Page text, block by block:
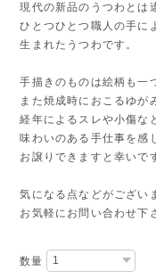
現代の新品のうつわとは
ひとつひとつ職人の手に
生まれたうつわです。
手描きのものは絵柄も一
また焼成時におこるゆが
経年によるスレや小傷な
味わいのある手仕事を感
お譲りできますと幸いで
気になる点などがござい
お気軽にお問い合わせ下
数量